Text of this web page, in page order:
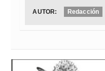
AUTOR: Redacción